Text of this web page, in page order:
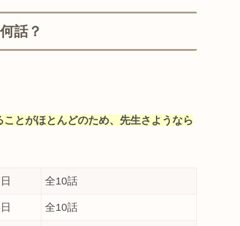
話？
とがほとんどのため、先生さようなら
全10話
全10話